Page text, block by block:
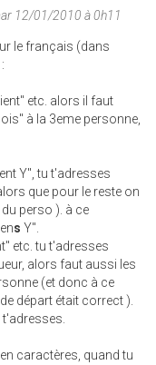
12/01/2010 à 0h11
le français (dans
etc. alors il faut
à la 3eme personne,
Y", tu t'adresses
que pour le reste on
perso ). à ce
s Y".
etc. tu t'adresses
alors faut aussi les
(et donc à ce
départ était correct ).
caractères, quand tu